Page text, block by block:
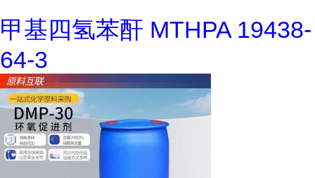
甲基四氢苯酐 MTHPA 19438-
64-3